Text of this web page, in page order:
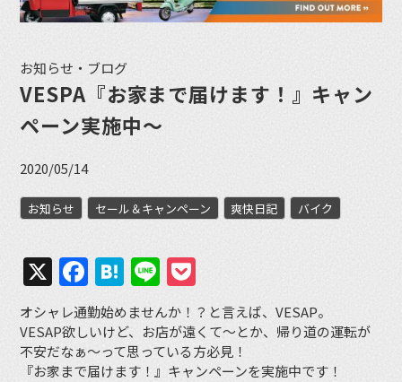
お知らせ・ブログ
VESPA『お家まで届けます！』キャン
ペーン実施中〜
2020/05/14
お知らせ セール＆キャンペーン 爽快日記 バイク
X Facebook
Hatena
Line
オシャレ通勤始めませんか！？と言えば、VESAP。
VESAP欲しいけど、お店が遠くて〜とか、帰り道の運転が
不安だなぁ〜って思っている方必見！
『お家まで届けます！』キャンペーンを実施中です！